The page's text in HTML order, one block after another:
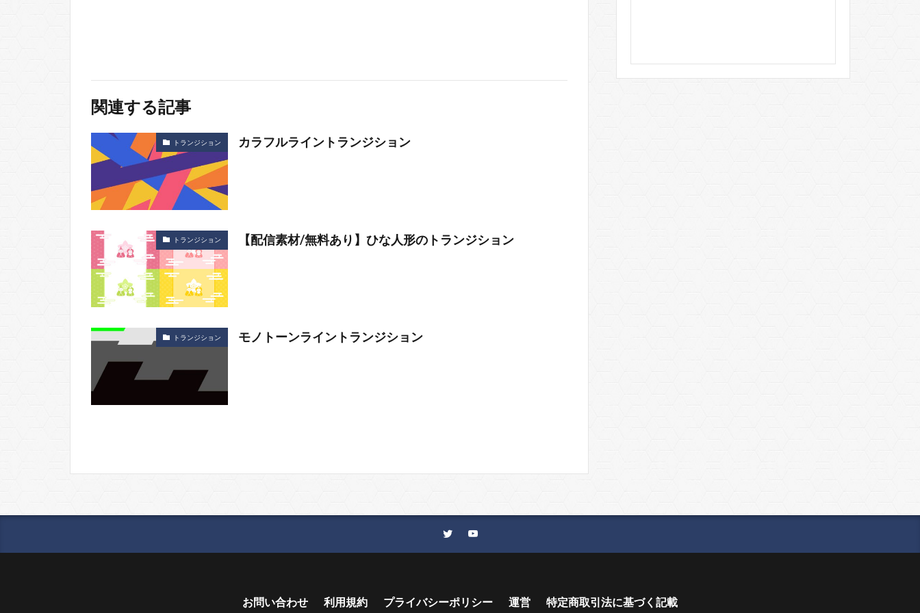
関連する記事
トランジション カラフルライントランジション
トランジション 【配信素材/無料あり】ひな人形のトランジション
トランジション モノトーンライントランジション
お問い合わせ 利用規約 プライバシーポリシー 運営 特定商取引法に基づく記載